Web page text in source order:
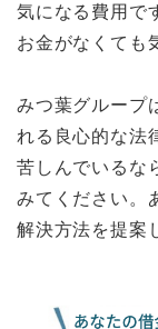
気になる費用で
お金がなくても
みつ葉グループ
れる良心的な法
苦しんでいるな
みてください。
解決方法を提案